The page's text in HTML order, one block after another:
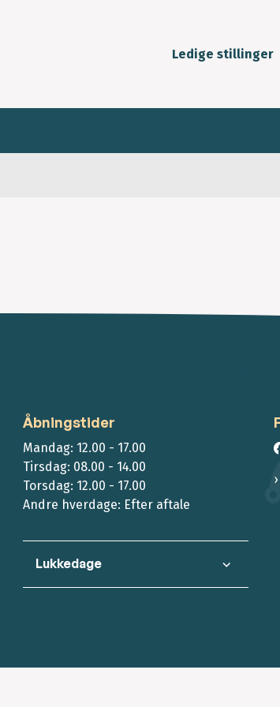
Ledige stillinger
Åbningstider
Mandag: 12.00 - 17.00
Tirsdag: 08.00 - 14.00
Torsdag: 12.00 - 17.00
Andre hverdage: Efter aftale
Lukkedage